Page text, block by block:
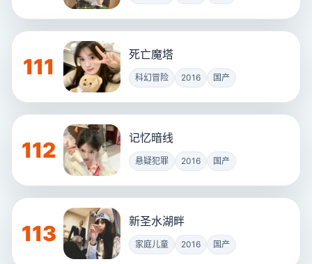
111 死亡魔塔
科幻冒险 2016 国产
112 记忆暗线
悬疑犯罪 2016 国产
113 新圣水湖畔
家庭儿童 2016 国产